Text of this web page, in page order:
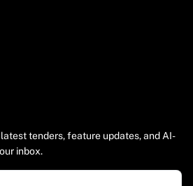
tenders, feature updates, and AI-
inbox.